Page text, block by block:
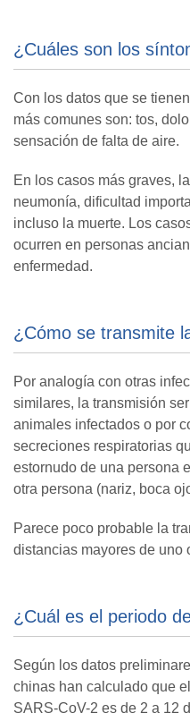
¿Cuáles son los
Con los datos que se
más comunes son: tos,
sensación de falta de aire.
En los casos más graves,
neumonía, dificultad
incluso la muerte. Los
ocurren en personas
enfermedad.
¿Cómo se transmite
Por analogía con otras
similares, la transmisión
animales infectados o por
secreciones respiratorias
estornudo de una persona
otra persona (nariz, boca
Parece poco probable la
distancias mayores de uno
¿Cuál es el periodo
Según los datos
chinas han calculado que
SARS-CoV-2 es de 2 a 12